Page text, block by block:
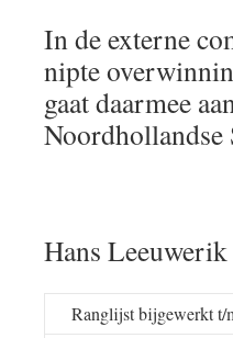
In de externe
nipte
gaat daarmee
Noordhollandse
Hans Leeuwerik
Ranglijst bijgewerkt